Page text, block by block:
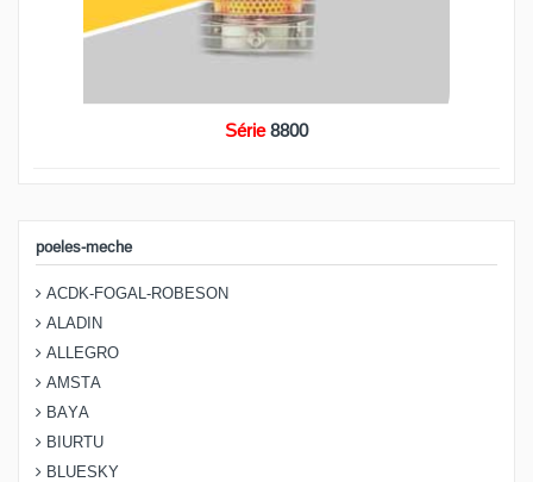
Série 8800
poeles-meche
ACDK-FOGAL-ROBESON
ALADIN
ALLEGRO
AMSTA
BAYA
BIURTU
BLUESKY